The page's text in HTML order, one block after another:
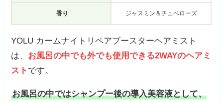
香り ジャスミン＆チュベローズ
YOLU カームナイトリペアブースターヘアミスト
は、 お風呂の中でも外でも使用できる2WAYのヘアミ
スト です。
お風呂の中ではシャンプー後の導入美容液として、